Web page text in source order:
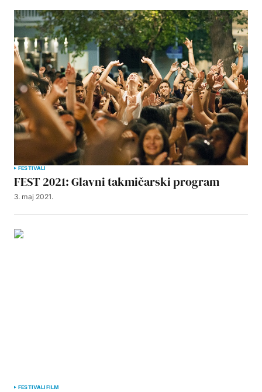
FESTIVALI
FEST 2021: Glavni takmičarski program
3. maj 2021.
FESTIVALIFILM